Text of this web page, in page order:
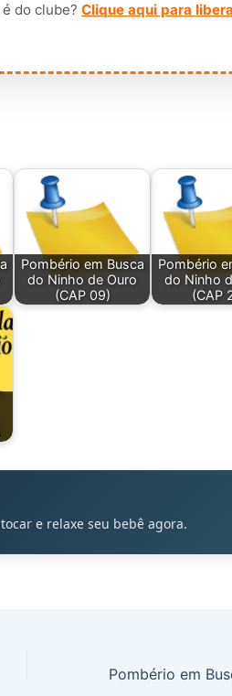
do clube? Clique aqui para
Pombério em Busca
do Ninho de Ouro
(CAP 09)
Pombério
do Ninho
(CAP
e relaxe seu bebê agora.